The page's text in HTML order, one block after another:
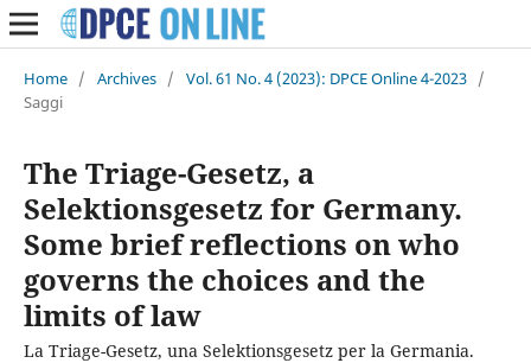
Home / Archives / Vol. 61 No. 4 (2023): DPCE Online 4-2023 /
Saggi
The Triage-Gesetz, a
Selektionsgesetz for Germany.
Some brief reflections on who
governs the choices and the
limits of law
La Triage-Gesetz, una Selektionsgesetz per la Germania.